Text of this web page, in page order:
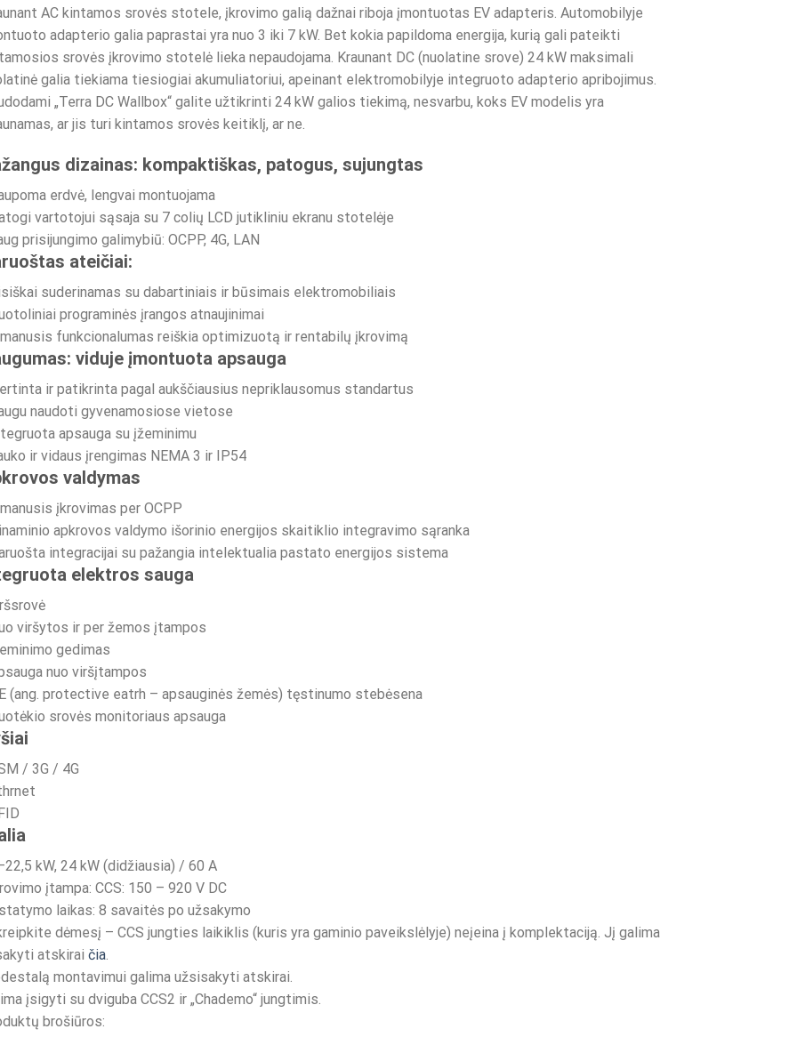
AC kintamos srovės stotele, įkrovimo galią dažnai riboja įmontuotas EV adapteris. Automobilyje
adapterio galia paprastai yra nuo 3 iki 7 kW. Bet kokia papildoma energija, kurią gali pateikti
srovės įkrovimo stotelė lieka nepaudojama. Kraunant DC (nuolatine srove) 24 kW maksimali
galia tiekiama tiesiogiai akumuliatoriui, apeinant elektromobilyje integruoto adapterio apribojimus.
„Terra DC Wallbox“ galite užtikrinti 24 kW galios tiekimą, nesvarbu, koks EV modelis yra
ar jis turi kintamos srovės keitiklį, ar ne.
dizainas: kompaktiškas, patogus, sujungtas
erdvė, lengvai montuojama
vartotojui sąsaja su 7 colių LCD jutikliniu ekranu stotelėje
prisijungimo galimybiū: OCPP, 4G, LAN
ateičiai:
suderinamas su dabartiniais ir būsimais elektromobiliais
programinės įrangos atnaujinimai
funkcionalumas reiškia optimizuotą ir rentabilų įkrovimą
viduje įmontuota apsauga
ir patikrinta pagal aukščiausius nepriklausomus standartus
naudoti gyvenamosiose vietose
apsauga su įžeminimu
ir vidaus įrengimas NEMA 3 ir IP54
valdymas
įkrovimas per OCPP
apkrovos valdymo išorinio energijos skaitiklio integravimo sąranka
integracijai su pažangia intelektualia pastato energijos sistema
elektros sauga
viršytos ir per žemos įtampos
gedimas
nuo viršįtampos
(ang. protective eatrh – apsauginės žemės) tęstinumo stebėsena
srovės monitoriaus apsauga
/ 3G / 4G
kW, 24 kW (didžiausia) / 60 A
įtampa: CCS: 150 – 920 V DC
laikas: 8 savaitės po užsakymo
dėmesį – CCS jungties laikiklis (kuris yra gaminio paveikslėlyje) neįeina į komplektaciją. Jį galima
atskirai čia.
montavimui galima užsisakyti atskirai.
įsigyti su dviguba CCS2 ir „Chademo“ jungtimis.
brošiūros: